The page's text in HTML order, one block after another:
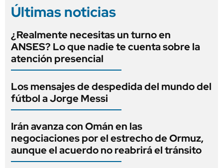
Últimas noticias
¿Realmente necesitas un turno en
ANSES? Lo que nadie te cuenta sobre la
atención presencial
Los mensajes de despedida del mundo del
fútbol a Jorge Messi
Irán avanza con Omán en las
negociaciones por el estrecho de Ormuz,
aunque el acuerdo no reabrirá el tránsito